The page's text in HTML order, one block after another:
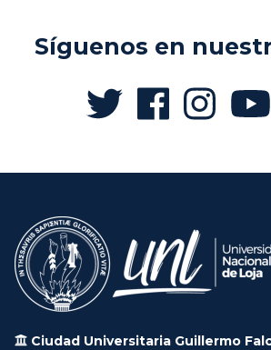
Síguenos en
Ciudad Universitaria Guillermo